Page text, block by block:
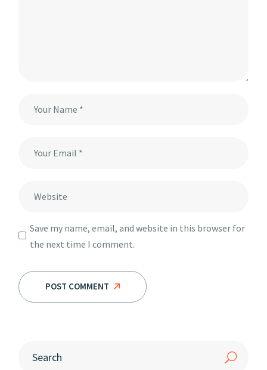
Save my name, email, and website in this browser for
the next time I comment.
POST COMMENT